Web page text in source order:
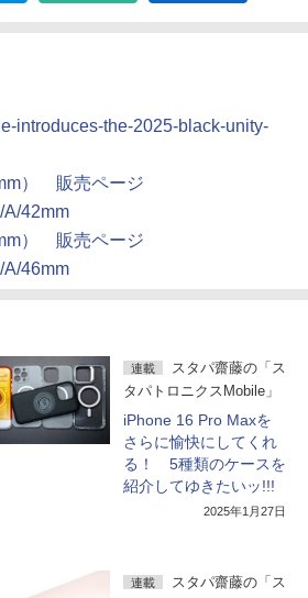
introduces-the-2025-black-unity-
） 販売ページ
A/42mm
） 販売ページ
A/46mm
連載
スタパ齋藤の「ス
タパトロニクスMobile」
iPhone 16 Pro Maxを
さらに愉快にしてくれ
る！ 5種類のケースを
紹介してゆきたいッ!!!
2025年1月27日
連載
スタパ齋藤の「ス